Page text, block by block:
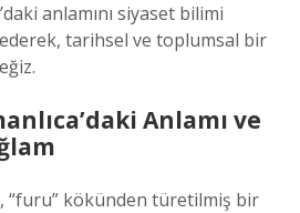
anlamını siyaset bilimi
tarihsel ve toplumsal bir
Anlamı ve
“furu” kökünden türetilmiş bir